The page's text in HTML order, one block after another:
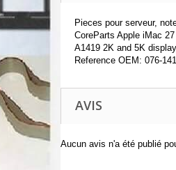
Pieces pour serveur,
CoreParts Apple iMac
A1419 2K and 5K
Reference OEM: 076-
AVIS
Aucun avis n'a été publié